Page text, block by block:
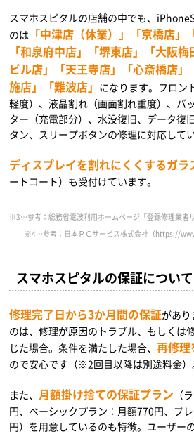
スマホスピタルの店舗の中でも、
のは 「中津店（休業）」「京橋店」
「和泉府中店」「堺東店」「大阪
ビル店」「天王寺店」「心斎橋店
施店」「難波店」 になります。フロン
軽度）、液晶割れ（画面割れ重度）、バ
ター（充電部分）、水没復旧、データ復
タン、スリープボタンの修理に対応してい
ディスプレイを割れにくくするガラ
ートコート）も受付けています。
※3…参考：総務省電波利用ホームページ「登録修理業
※4…参考：日本ＰＣサービス株式会社（https://
スマホスピタルの保証について
修理完了日から3か月間の保証があ
のは、修理が原因のトラブル、もしくは
じた場合。条件を満たした場合、再修
ので安心です（※2回目以降は別途料金）
また、 月額掛け捨ての保証プラン （
円、ベーシックプラン：月額770円、プ
円）を用意しているのも特徴。ユーザー